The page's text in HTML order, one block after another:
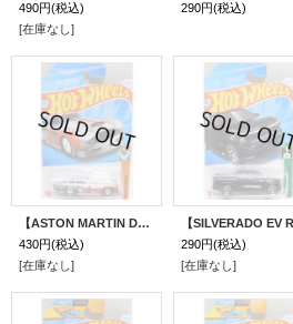
490円(税込)
[在庫なし]
290円(税込)
【ASTON MARTIN DB4GT HIGH-SPEED EDITION】ZAMAC/5SP (NEW CAST)
430円(税込)
[在庫なし]
290円(税込)
[在庫なし]